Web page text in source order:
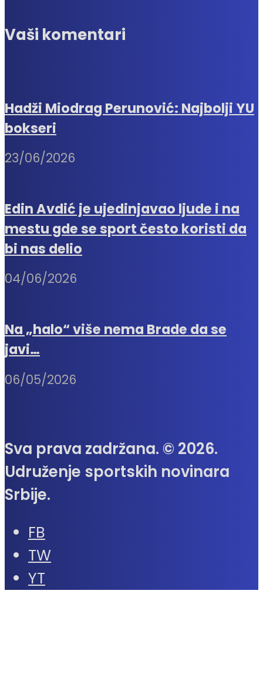
Vaši komentari
Hadži Miodrag Perunović: Najbolji YU
bokseri
23/06/2026
Edin Avdić je ujedinjavao ljude i na
mestu gde se sport često koristi da
bi nas delio
04/06/2026
Na „halo“ više nema Brade da se
javi…
06/05/2026
Sva prava zadržana. © 2026.
Udruženje sportskih novinara
Srbije.
FB
TW
YT